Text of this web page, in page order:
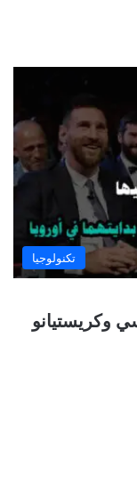
تكنولوجيا
وكريستيانو